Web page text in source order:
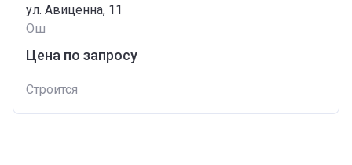
ул. Авиценна, 11
Ош
Цена по запросу
Строится